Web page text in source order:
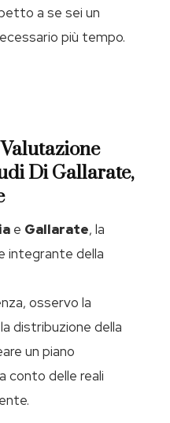
a se sei un
più tempo.
Di Gallarate,
e Gallarate, la
integrante della
osservo la
distribuzione della
un piano
conto delle reali